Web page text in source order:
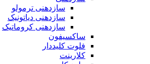
سازدهنی ترمولو
سازدهنی دیاتونیک
سازدهنی کروماتیک
ساکسیفون
فلوت کلیددار
کلارینت